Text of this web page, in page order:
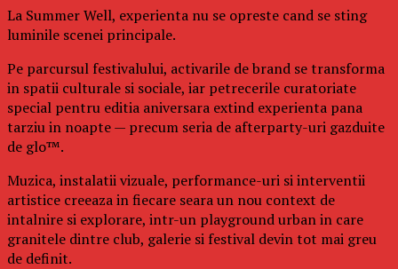
La Summer Well, experienta nu se opreste cand se sting
luminile scenei principale.
Pe parcursul festivalului, activarile de brand se transforma
in spatii culturale si sociale, iar petrecerile curatoriate
special pentru editia aniversara extind experienta pana
tarziu in noapte — precum seria de afterparty-uri gazduite
de glo™.
Muzica, instalatii vizuale, performance-uri si interventii
artistice creeaza in fiecare seara un nou context de
intalnire si explorare, intr-un playground urban in care
granitele dintre club, galerie si festival devin tot mai greu
de definit.